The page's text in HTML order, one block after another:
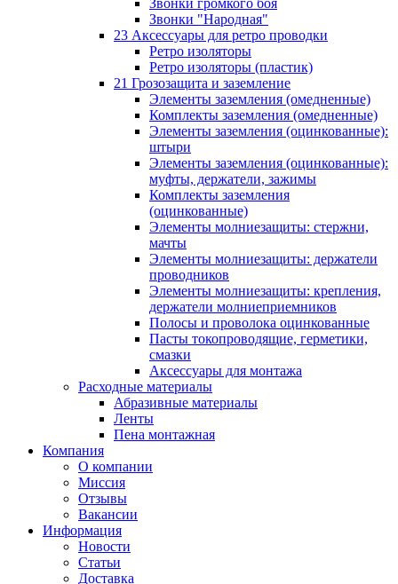
Звонки "Народная"
23 Аксессуары для ретро проводки
Ретро изоляторы
Ретро изоляторы (пластик)
21 Грозозащита и заземление
Элементы заземления (омедненные)
Комплекты заземления (омедненные)
Элементы заземления (оцинкованные):
штыри
Элементы заземления (оцинкованные):
муфты, держатели, зажимы
Комплекты заземления
(оцинкованные)
Элементы молниезащиты: стержни,
мачты
Элементы молниезащиты: держатели
проводников
Элементы молниезащиты: крепления,
держатели молниеприемников
Полосы и проволока оцинкованные
Пасты токопроводящие, герметики,
смазки
Аксессуары для монтажа
Расходные материалы
Абразивные материалы
Ленты
Пена монтажная
Компания
О компании
Миссия
Отзывы
Вакансии
Информация
Новости
Статьи
Доставка